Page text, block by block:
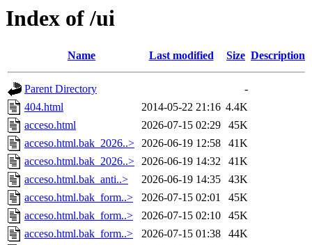
Index of /ui
Name Last modified Size Description
Parent Directory
-
404.html
2014-05-22 21:16 4.4K
acceso.html
2026-07-15 02:29
45K
acceso.html.bak_2026..> 2026-06-19 12:58
41K
acceso.html.bak_2026..> 2026-06-19 14:32
41K
acceso.html.bak_anti..>
2026-06-19 14:35
43K
acceso.html.bak_form..>
2026-07-15 02:01
45K
acceso.html.bak_form..>
2026-07-15 02:10
45K
acceso.html.bak_form..>
2026-07-15 01:38
44K